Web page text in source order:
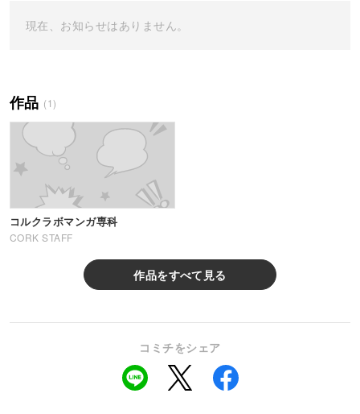
現在、お知らせはありません。
作品 (1)
コルクラボマンガ専科
CORK STAFF
作品をすべて見る
コミチをシェア